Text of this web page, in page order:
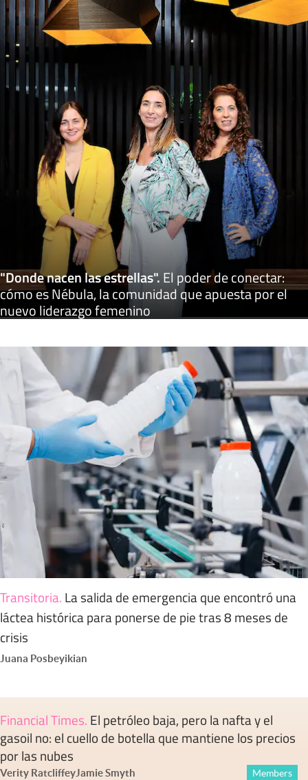
"Donde nacen las estrellas".El poder de conectar:
cómo es Nébula, la comunidad que apuesta por el
nuevo liderazgo femenino
Transitoria. La salida de emergencia que encontró una
láctea histórica para ponerse de pie tras 8 meses de
crisis
Juana Posbeyikian
Financial Times. El petróleo baja, pero la nafta y el
gasoil no: el cuello de botella que mantiene los precios
por las nubes
Verity RatcliffeyJamie Smyth Members